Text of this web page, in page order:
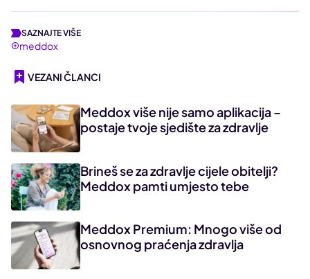
SAZNAJTE VIŠE
meddox
VEZANI ČLANCI
Meddox više nije samo aplikacija –
postaje tvoje sjedište za zdravlje
Brineš se za zdravlje cijele obitelji?
Meddox pamti umjesto tebe
Meddox Premium: Mnogo više od
osnovnog praćenja zdravlja